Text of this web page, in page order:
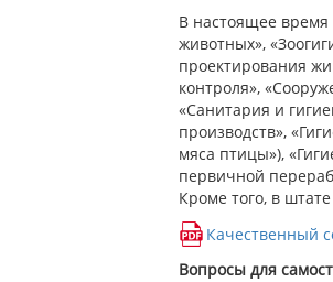
В настоящее время
животных»,
проектирования
контроля»,
«Санитария и
производств»,
мяса птицы»),
первичной
Кроме того, в
Качественный
Вопросы для